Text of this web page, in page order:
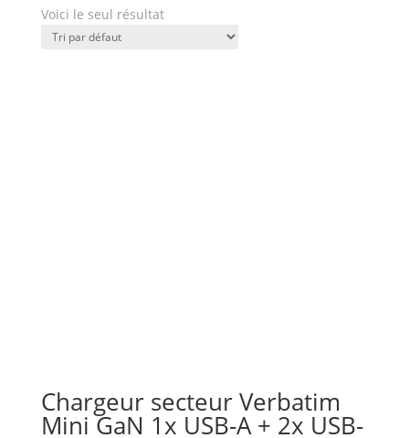
Voici le seul résultat
Chargeur secteur Verbatim
Mini GaN 1x USB-A + 2x USB-